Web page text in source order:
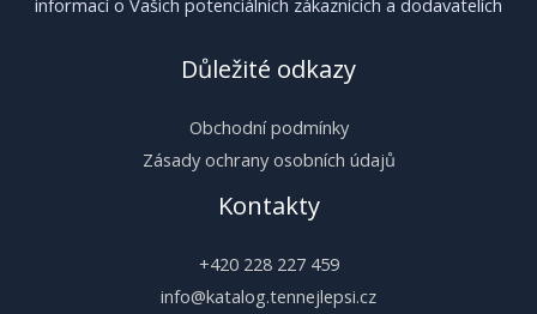
informací o Vašich potenciálních zákaznících a dodavatelích
Důležité odkazy
Obchodní podmínky
Zásady ochrany osobních údajů
Kontakty
+420 228 227 459
info@katalog.tennejlepsi.cz